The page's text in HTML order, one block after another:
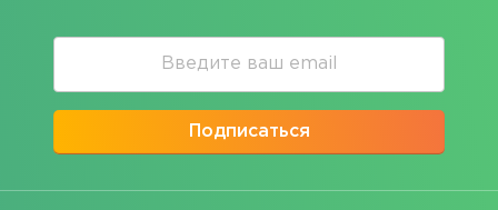
Подписаться